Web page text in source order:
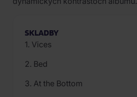
SKLADBY
1. Vices
2. Bed
3. At the Bottom